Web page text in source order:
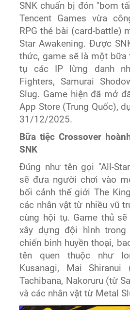
SNK chuẩn bị đón "bom
Tencent Games vừa
RPG thẻ bài (card-battle)
Star Awakening. Được
thức, game sẽ là một bữa
tụ các IP lừng danh
Fighters, Samurai
Slug. Game hiện đã mở
App Store (Trung Quốc),
31/12/2025.
Bữa tiệc Crossover
SNK
Đúng như tên gọi "All-
sẽ đưa người chơi vào
bối cảnh thế giới The
các nhân vật từ nhiều vũ
cùng hội tụ. Game thủ
xây dựng đội hình
chiến binh huyền thoại,
tên quen thuộc như
Kusanagi, Mai Shiranui
Tachibana, Nakoruru (từ
và các nhân vật từ Metal